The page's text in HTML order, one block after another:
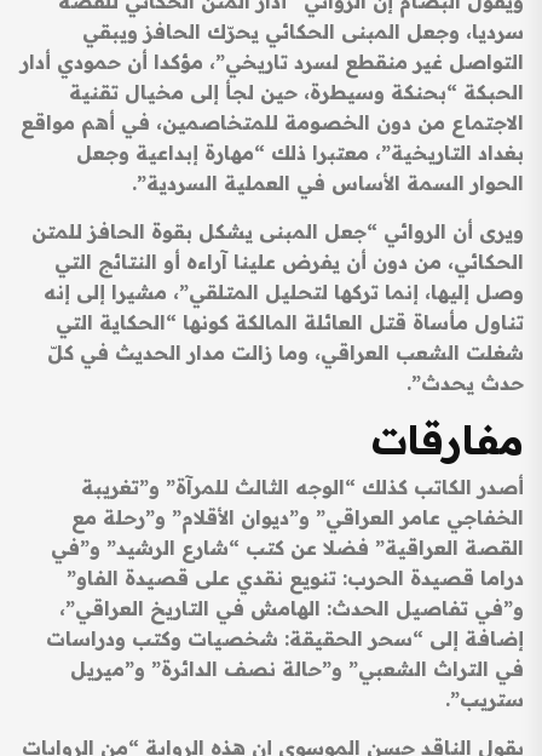
سرديا، وجعل المبنى الحكائي يحرّك الحافز ويبقي
التواصل غير منقطع لسرد تاريخي”، مؤكدا أن حمودي أدار
الحبكة “بحنكة وسيطرة، حين لجأ إلى مخيال تقنية
الاجتماع من دون الخصومة للمتخاصمين، في أهم مواقع
بغداد التاريخية”، معتبرا ذلك “مهارة إبداعية وجعل
الحوار السمة الأساس في العملية السردية”.
ويرى أن الروائي “جعل المبنى يشكل بقوة الحافز للمتن
الحكائي، من دون أن يفرض علينا آراءه أو النتائج التي
وصل إليها، إنما تركها لتحليل المتلقي”، مشيرا إلى إنه
تناول مأساة قتل العائلة المالكة كونها “الحكاية التي
شغلت الشعب العراقي، وما زالت مدار الحديث في كلّ
حدث يحدث”.
مفارقات
أصدر الكاتب كذلك “الوجه الثالث للمرآة” و”تغريبة
الخفاجي عامر العراقي” و”ديوان الأقلام” و”رحلة مع
القصة العراقية” فضلا عن كتب “شارع الرشيد” و”في
دراما قصيدة الحرب: تنويع نقدي على قصيدة الفاو”
و”في تفاصيل الحدث: الهامش في التاريخ العراقي”،
إضافة إلى “سحر الحقيقة: شخصيات وكتب ودراسات
في التراث الشعبي” و”حالة نصف الدائرة” و”ميريل
ستريب”.
يقول الناقد حسن الموسوي إن هذه الرواية “من الروايات